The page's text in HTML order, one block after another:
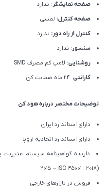
صفحه نمایشگر: ندارد
صفحه کنترل: لمسی
کنترل از راه دور: ندارد
سنسور: ندارد
روشنایی: لامپ کم مصرف SMD
گارانتی: 24 ماه ضمانت کن
توضیحات مختصر درباره هود کن
دارای استاندارد ایران
دارای استاندارد اتحادیه اروپا
2015 – ISO 45001 : 2018)
فروش در بازارهای خارجی